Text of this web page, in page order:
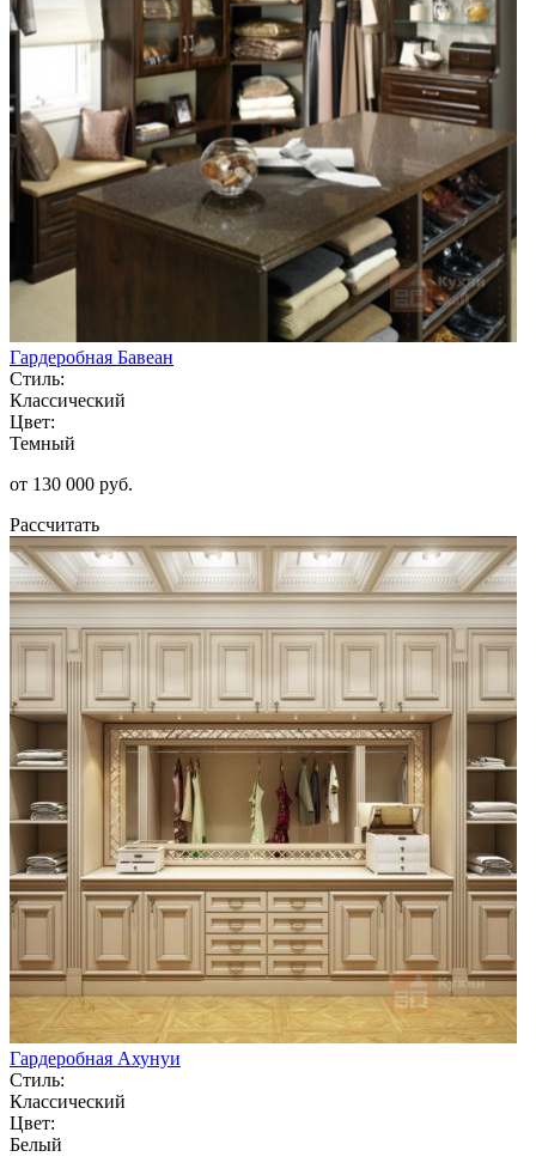
Гардеробная Бавеан
Стиль:
Классический
Цвет:
Темный
от 130 000 руб.
Рассчитать
Гардеробная Ахунуи
Стиль:
Классический
Цвет:
Белый